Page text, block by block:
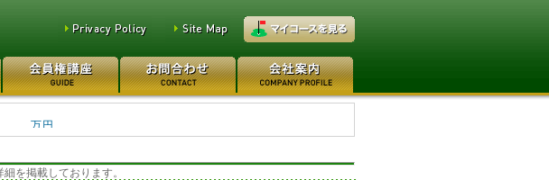
都留カントリー倶楽部 55万円
レイクウッドゴルフクラブ
3400万円
ま梨花カントリーク... 20万円
万円
を掲載しております。